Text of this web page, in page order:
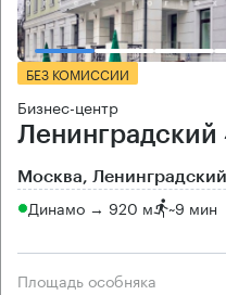
БЕЗ КОМИССИИ
Бизнес-центр
Ленинградский
Москва,
Динамо → 920 м ~9 мин
Площадь особняка